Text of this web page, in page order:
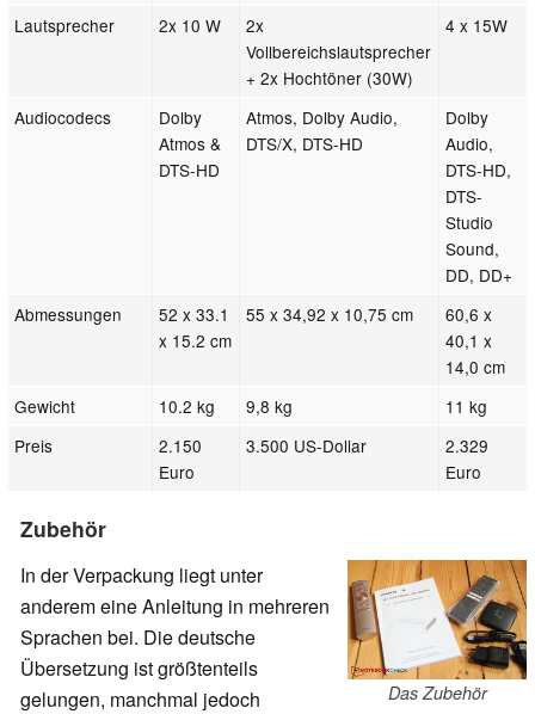
Lautsprecher
2x 10 W
2x
Vollbereichslautsprecher
+ 2x Hochtöner (30W)
4 x 15W
Audiocodecs
Dolby
Atmos &
DTS-HD
Atmos, Dolby Audio,
DTS/X, DTS-HD
Dolby
Audio,
DTS-HD,
DTS-
Studio
Sound,
DD, DD+
Abmessungen
52 x 33.1
x 15.2 cm
55 x 34,92 x 10,75 cm
60,6 x
40,1 x
14,0 cm
Gewicht
10.2 kg 9,8 kg
11 kg
Preis
2.150
Euro
3.500 US-Dollar
2.329
Euro
Zubehör
Das Zubehör
In der Verpackung liegt unter
anderem eine Anleitung in mehreren
Sprachen bei. Die deutsche
Übersetzung ist größtenteils
gelungen, manchmal jedoch